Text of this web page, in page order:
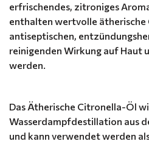
erfrischendes, zitroniges
enthalten wertvolle ätherische
antiseptischen,
reinigenden Wirkung auf Haut
werden.
Das Ätherische Citronella-Öl
Wasserdampfdestillation aus
und kann verwendet werden